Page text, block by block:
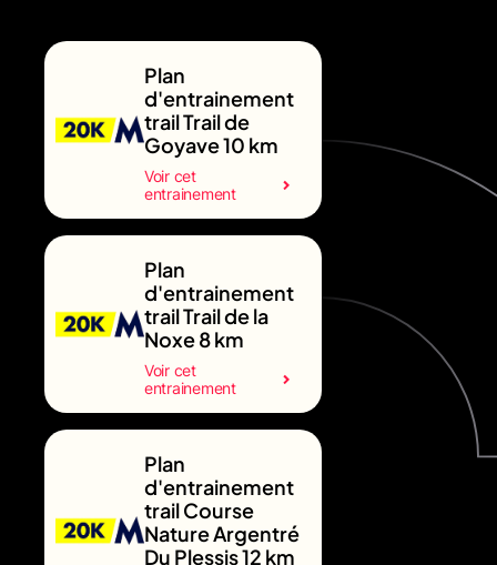
Plan
d'entrainement
trail Trail de
Goyave 10 km
Voir cet
entrainement
Plan
d'entrainement
trail Trail de la
Noxe 8 km
Voir cet
entrainement
Plan
d'entrainement
trail Course
Nature Argentré
Du Plessis 12 km